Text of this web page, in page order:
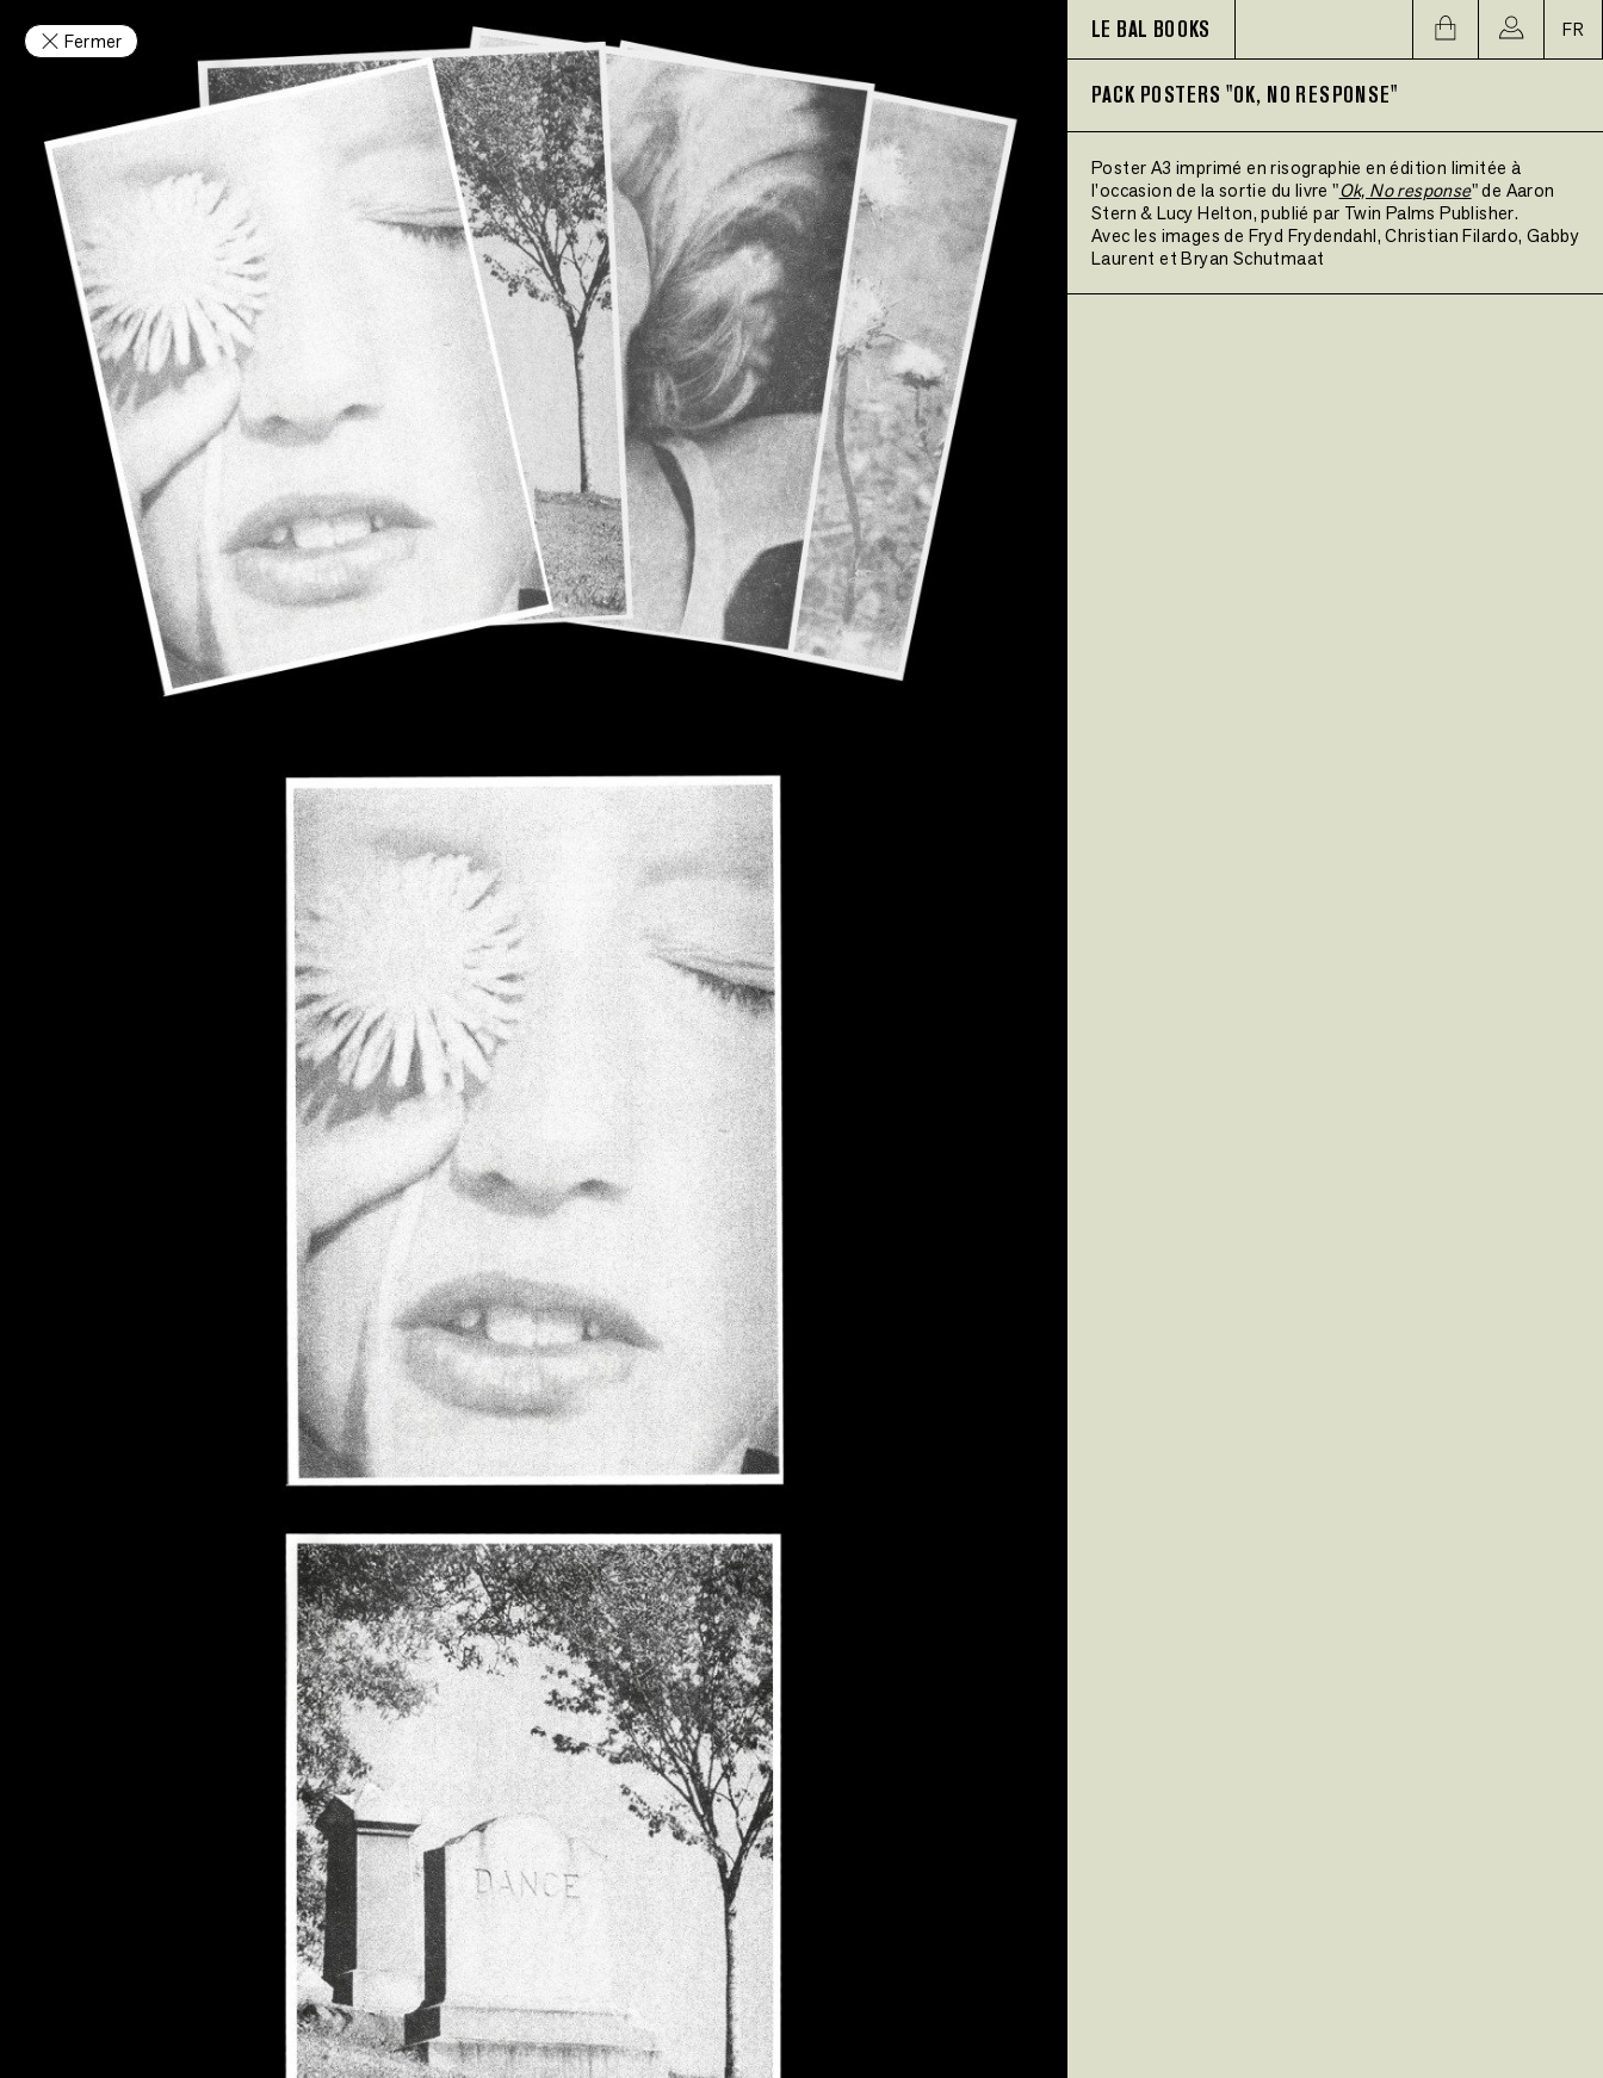
Fermer LE BAL BOOKS FR
PACK POSTERS "OK, NO RESPONSE"
Poster A3 imprimé en risographie en édition limitée à
l'occasion de la sortie du livre "Ok, No response" de Aaron
Stern & Lucy Helton, publié par Twin Palms Publisher.
Avec les images de Fryd Frydendahl, Christian Filardo, Gabby
Laurent et Bryan Schutmaat